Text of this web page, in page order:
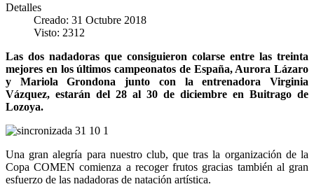
Detalles
Creado: 31 Octubre 2018
Visto: 2312
Las dos nadadoras que consiguieron colarse entre las treinta
mejores en los últimos campeonatos de España, Aurora Lázaro
y Mariola Grondona junto con la entrenadora Virginia
Vázquez, estarán del 28 al 30 de diciembre en Buitrago de
Lozoya.
Una gran alegría para nuestro club, que tras la organización de la
Copa COMEN comienza a recoger frutos gracias también al gran
esfuerzo de las nadadoras de natación artística.